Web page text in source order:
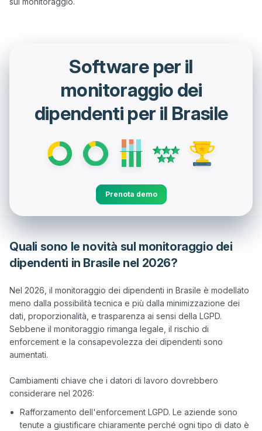
Software per il
monitoraggio dei
dipendenti per il Brasile
Prenota demo
Quali sono le novità sul monitoraggio dei
dipendenti in Brasile nel 2026?
Nel 2026, il monitoraggio dei dipendenti in Brasile è modellato
meno dalla possibilità tecnica e più dalla minimizzazione dei
dati, proporzionalità, e trasparenza ai sensi della LGPD.
Sebbene il monitoraggio rimanga legale, il rischio di
enforcement e la consapevolezza dei dipendenti sono
aumentati.
Cambiamenti chiave che i datori di lavoro dovrebbero
Rafforzamento dell'enforcement LGPD. Le aziende sono
tenute a giustificare chiaramente perché ogni tipo di dato è